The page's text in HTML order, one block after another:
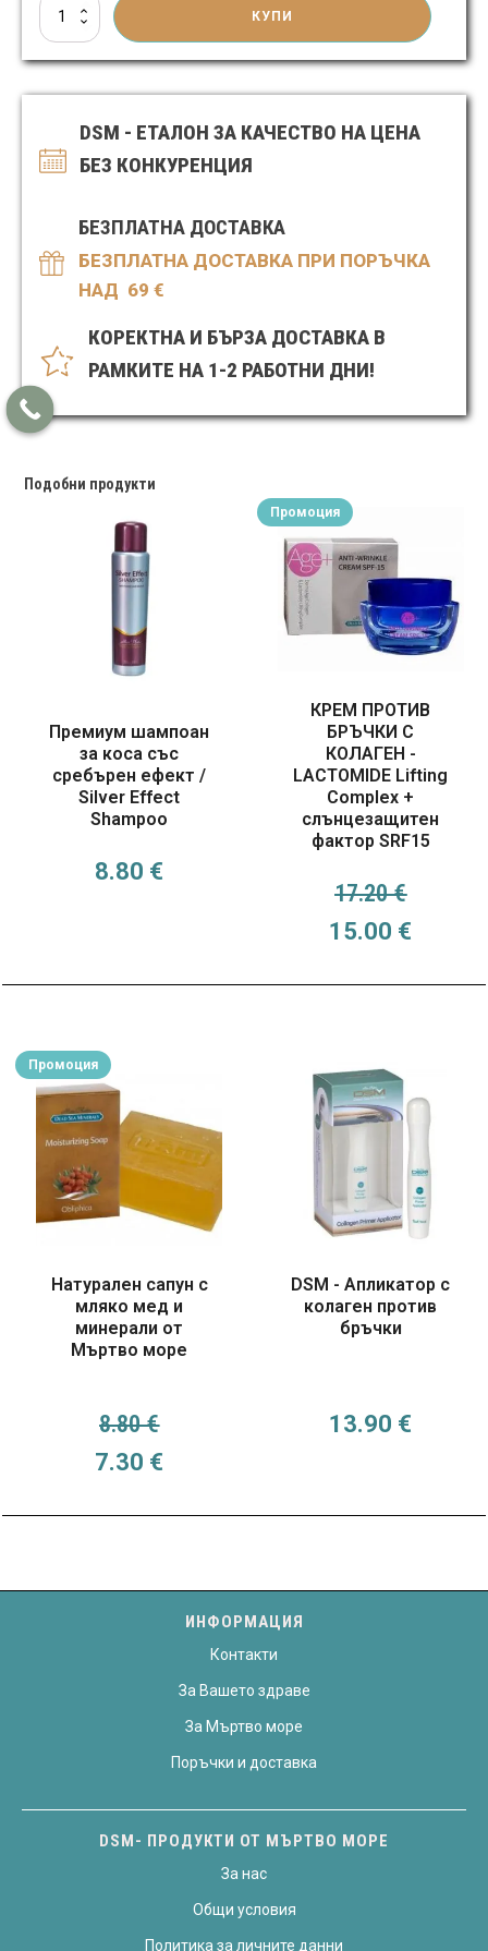
количество
за
спрей
за
екстракт
от
КУПИ
DSM - ЕТАЛОН ЗА КАЧЕСТВО НА ЦЕНА
БЕЗ КОНКУРЕНЦИЯ
БЕЗПЛАТНА ДОСТАВКА
БЕЗПЛАТНА ДОСТАВКА ПРИ ПОРЪЧКА
НАД 69 €
КОРЕКТНА И БЪРЗА ДОСТАВКА В
РАМКИТЕ НА 1-2 РАБОТНИ ДНИ!
Подобни продукти
Премиум шампоан
за коса със
сребърен ефект /
Silver Effect
Shampoo
8.80 €
Промоция
КРЕМ ПРОТИВ
БРЪЧКИ С
КОЛАГЕН -
LACTOMIDE Lifting
Complex +
слънцезащитен
фактор SRF15
17.20€
Original price
15.00 €
Промоция
Натурален сапун с
мляко мед и
минерали от
Мъртво море
8.80€
Original price was: 8.80 €.
7.30 €
DSM - Апликатор с
колаген против
бръчки
13.90 €
ИНФОРМАЦИЯ
Контакти
За Вашето здраве
За Мъртво море
Поръчки и доставка
DSM- ПРОДУКТИ ОТ МЪРТВО МОРЕ
За нас
Общи условия
Политика за личните данни